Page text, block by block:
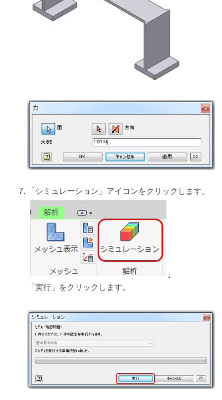
「シミュレーション」アイコンをクリックします。
「実行」をクリックします。